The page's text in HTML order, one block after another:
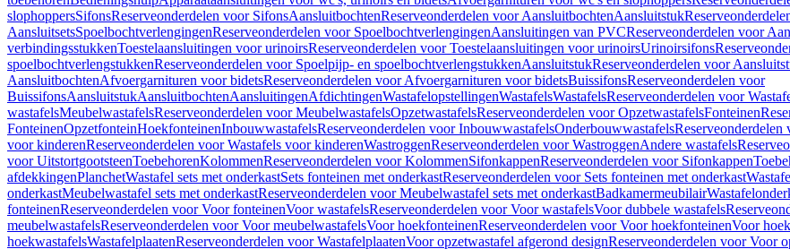
slophoppersSifonsReserveonderdelen voor SifonsAansluitbochtenReserveonderdelen voor AansluitbochtenAansluitstuk
AansluitsetsSpoelbochtverlengingenReserveonderdelen voor SpoelbochtverlengingenAansluitingen van PVCReserveonderdelen voor
verbindingsstukkenToestelaansluitingen voor urinoirsReserveonderdelen voor Toestelaansluitingen voor urinoirsUrinoirsifons
spoelbochtverlengstukkenReserveonderdelen voor Spoelpijp- en spoelbochtverlengstukkenAansluitstukReserveonderdelen voor
AansluitbochtenAfvoergarnituren voor bidetsReserveonderdelen voor Afvoergarnituren voor bidetsBuissifonsReserveonderdelen voor
BuissifonsAansluitstukAansluitbochtenAansluitingenAfdichtingenWastafelopstellingenWastafelsWastafelsReserveonderdelen voor
wastafelsMeubelwastafelsReserveonderdelen voor MeubelwastafelsOpzetwastafelsReserveonderdelen voor OpzetwastafelsFonteinen
FonteinenOpzetfonteinHoekfonteinenInbouwwastafelsReserveonderdelen voor InbouwwastafelsOnderbouwwastafels
voor kinderenReserveonderdelen voor Wastafels voor kinderenWastroggenReserveonderdelen voor WastroggenAndere wastafels
voor UitstortgootsteenToebehorenKolommenReserveonderdelen voor KolommenSifonkappenReserveonderdelen voor Sifonkappen
afdekkingenPlanchetWastafel sets met onderkastSets fonteinen met onderkastReserveonderdelen voor Sets fonteinen met onderkast
onderkastMeubelwastafel sets met onderkastReserveonderdelen voor Meubelwastafel sets met onderkastBadkamermeubilair
fonteinenReserveonderdelen voor Voor fonteinenVoor wastafelsReserveonderdelen voor Voor wastafelsVoor dubbele wastafels
meubelwastafelsReserveonderdelen voor Voor meubelwastafelsVoor hoekfonteinenReserveonderdelen voor Voor hoekfonteinenVoor
hoekwastafelsWastafelplaatenReserveonderdelen voor WastafelplaatenVoor opzetwastafel afgerond designReserveonderdelen voor Voor